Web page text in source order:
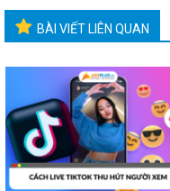
BÀI VIẾT LIÊN QUAN